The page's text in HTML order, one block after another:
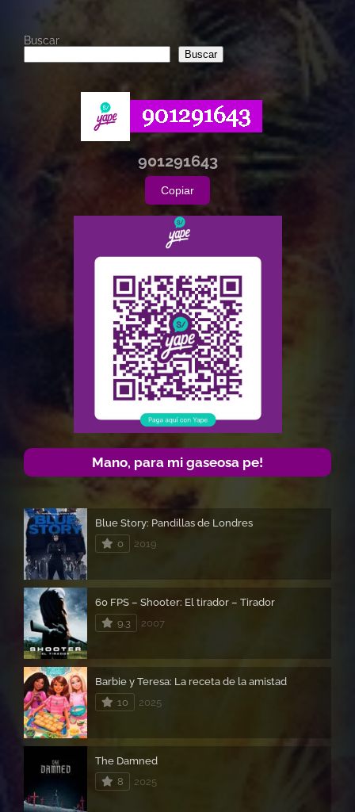
Buscar
Buscar
901291643
Copiar
Mano, para mi gaseosa pe!
Blue Story: Pandillas de Londres
0
2019
60 FPS – Shooter: El tirador – Tirador
9.3
2007
Barbie y Teresa: La receta de la amistad
10
2025
The Damned
8
2025